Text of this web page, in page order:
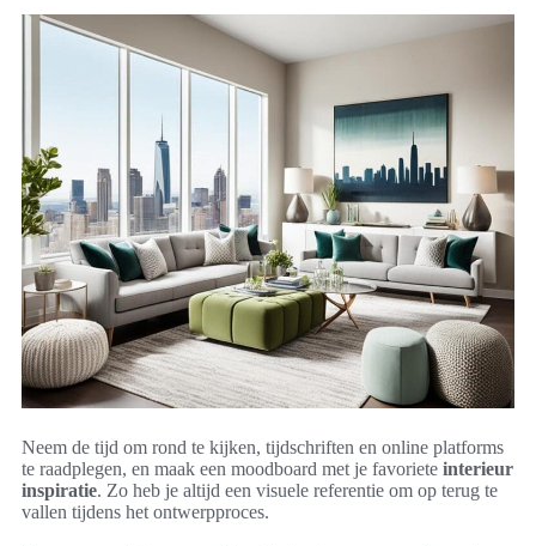
Neem de tijd om rond te kijken, tijdschriften en online platforms
te raadplegen, en maak een moodboard met je favoriete interieur
inspiratie. Zo heb je altijd een visuele referentie om op terug te
vallen tijdens het ontwerpproces.